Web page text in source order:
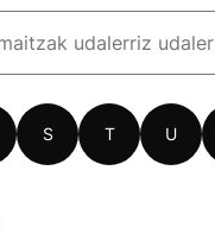
S T U